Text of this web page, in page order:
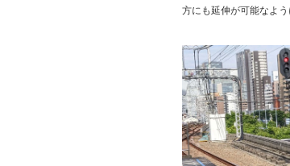
方にも延伸が可能なよう